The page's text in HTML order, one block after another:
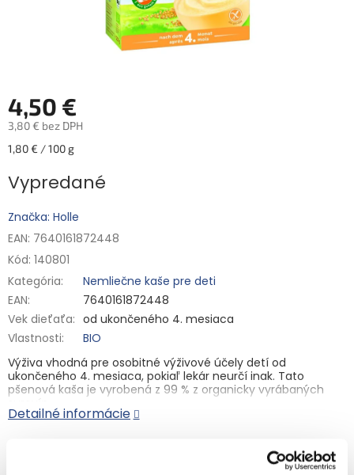
4,50 €
3,80 € bez DPH
Jednotková
1,80 € / 100 g
Vypredané
Značka: Holle
EAN: 7640161872448
Kód: 140801
Kategória:
Nemliečne kaše pre deti
EAN:
7640161872448
Vek dieťaťa: od ukončeného 4. mesiaca
Vlastnosti:
BIO
Výživa vhodná pre osobitné výživové účely detí od
ukončeného 4. mesiaca, pokiaľ lekár neurčí inak. Tato
pšenová kaša je vyrobená z 99 % z organicky vyrábaných
Detailné informácie